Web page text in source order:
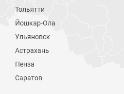
Тольятти
Йошкар-Ола
Ульяновск
Астрахань
Пенза
Саратов